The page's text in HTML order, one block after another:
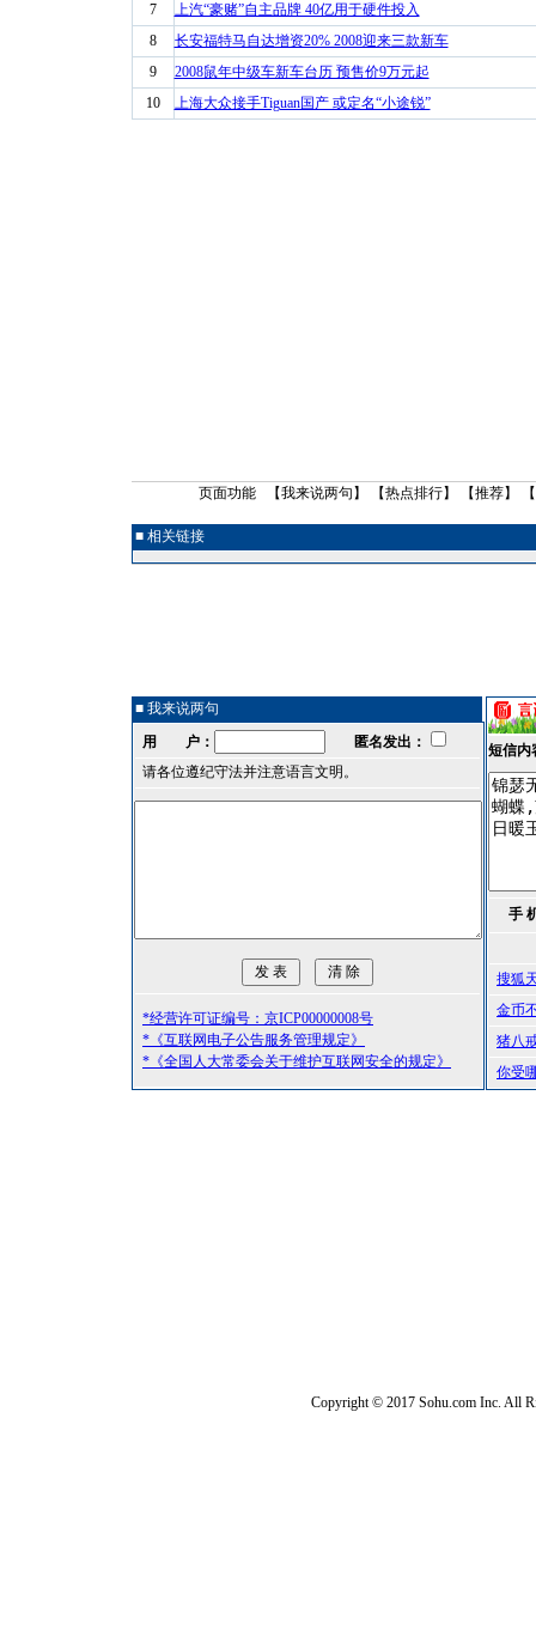
7
上汽“豪赌”自主品牌 40亿用于硬件投入
8
长安福特马自达增资20% 2008迎来三款新车
9
2008鼠年中级车新车台历 预售价9万元起
10
上海大众接手Tiguan国产 或定名“小途锐”
页面功能 【我来说两句 】 【热点排行】 【推荐】
■ 相关链接
■ 我来说两句
用 户：
匿名发出：
请各位遵纪守法并注意语言文明。
*经营许可证编号：京ICP00000008号
*《互联网电子公告服务管理规定》
*《全国人大常委会关于维护互联网安全的规定》
短信内
手
搜狐
金币
猪八
你受
Copyright © 2017 Sohu.com Inc. All